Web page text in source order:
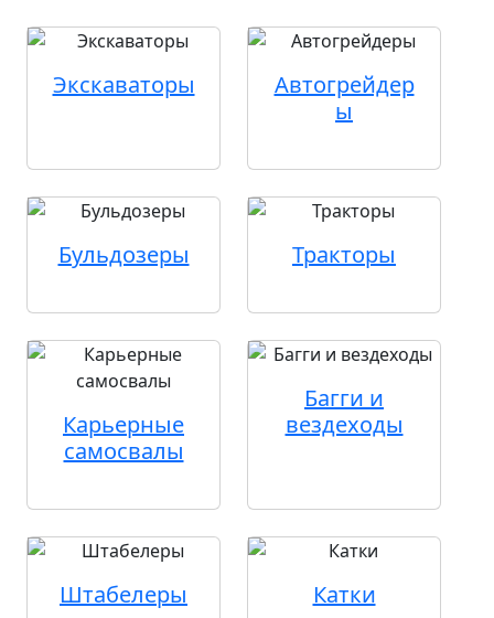
Экскаваторы
Автогрейдер
ы
Бульдозеры Тракторы
Карьерные
самосвалы
Багги и
вездеходы
Штабелеры Катки